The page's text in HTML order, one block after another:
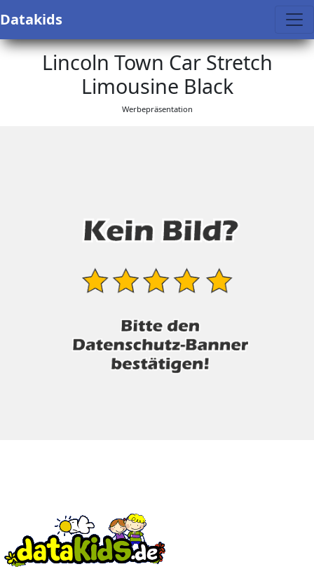
Datakids
Lincoln Town Car Stretch
Limousine Black
Werbepräsentation